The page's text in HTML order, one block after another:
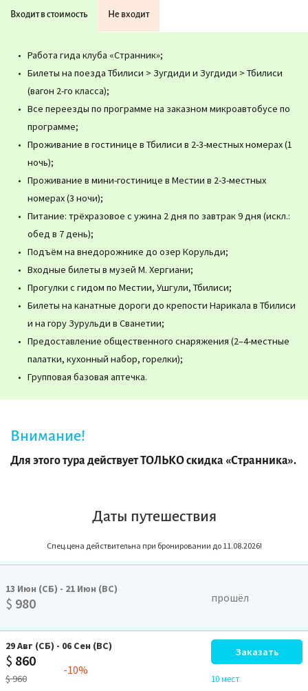
Входит в стоимость Не входит
Работа гида клуба «Странник»;
Билеты на поезда Тбилиси > Зугдиди и Зугдиди > Тбилиси
(вагон 2-го класса);
Все переезды по программе на заказном микроавтобусе по
программе;
Проживание в гостинице в Тбилиси в 2-3-местных номерах (1
ночь);
Проживание в мини-гостинице в Местии в 2-3-местных
номерах (3 ночи);
Питание: трёхразовое с ужина 2 дня по завтрак 9 дня (искл.:
обед в 7 день);
Подъём на внедорожнике до озер Корульди;
Входные билеты в музей М. Хергиани;
Прогулки с гидом по Местии, Ушгули, Тбилиси;
Билеты на канатные дороги до крепости Нарикала в Тбилиси
и на гору Зурульди в Сванетии;
Предоставление общественного снаряжения (2–4-местные
палатки, кухонный набор, горелки);
Групповая базовая аптечка.
Внимание!
Для этого тура действует ТОЛЬКО скидка «Странника».
Даты путешествия
Спец.цена действительна при бронировании до 11.08.2026!
13 Июн (СБ) - 21 Июн (ВС)
$ 980 прошёл
29Авг (СБ) - 06 Сен (ВС)
$960
$ 860
-10%
Заказать
10 мест